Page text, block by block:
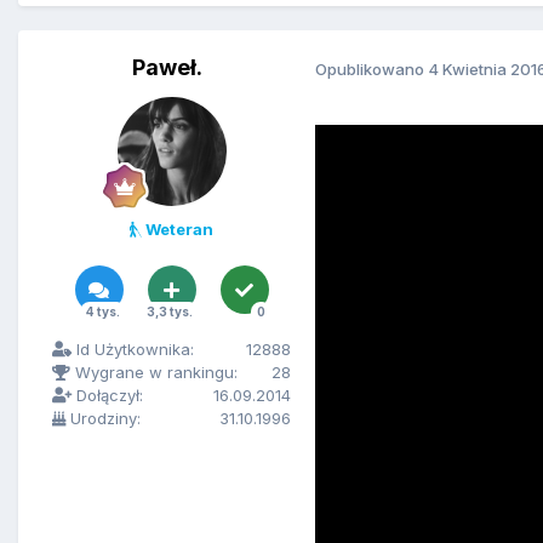
Paweł.
Weteran
4 tys. 3,3 tys. 0
Id Użytkownika:
12888
Wygrane w rankingu:
28
Dołączył:
16.09.2014
Urodziny:
31.10.1996
Opublikowano 4 Kwietnia